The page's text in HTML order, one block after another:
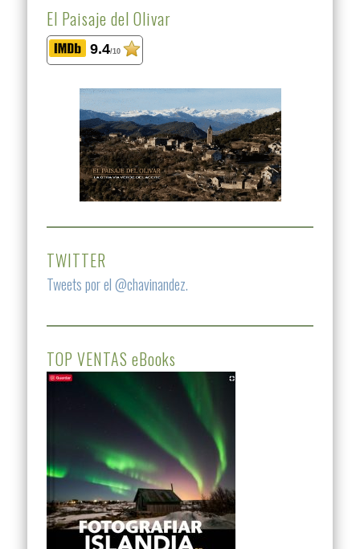
El Paisaje del Olivar
9.4/10
TWITTER
Tweets por el @chavinandez.
TOP VENTAS eBooks